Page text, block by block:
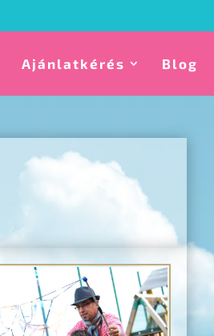
Ajánlatkérés Blog